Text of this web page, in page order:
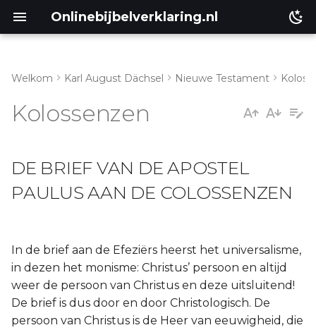
Onlinebijbelverklaring.nl
Éxodus
Leviticus
Ruth
Prediker
Welkom Karl August Dächsel Nieuwe Testament
Kolossenzen
DE BRIEF VAN DE APOSTEL
PAULUS AAN DE COLOSSENZEN
In de brief aan de Efeziërs heerst het universalisme,
in dezen het monisme: Christus’ persoon en altijd
weer de persoon van Christus en deze uitsluitend!
De brief is dus door en door Christologisch. De
persoon van Christus is de Heer van eeuwigheid, die